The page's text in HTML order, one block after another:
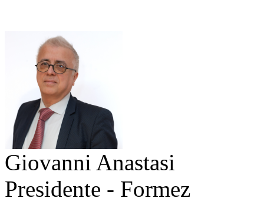
Giovanni Anastasi
Presidente - Formez